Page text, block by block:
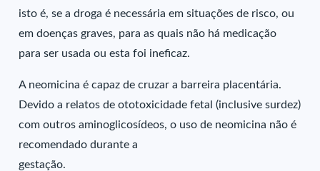
isto é, se a droga é necessária em situações de risco, ou
em doenças graves, para as quais não há medicação
para ser usada ou esta foi ineficaz.
A neomicina é capaz de cruzar a barreira placentária.
Devido a relatos de ototoxicidade fetal (inclusive surdez)
com outros aminoglicosídeos, o uso de neomicina não é
recomendado durante a
gestação.